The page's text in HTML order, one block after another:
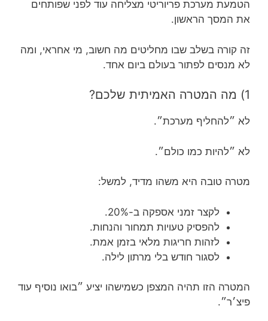
הטמעת מערכת פריוריטי מצליחה עוד לפני שפותחים
את המסך הראשון.
זה קורה בשלב שבו מחליטים מה חשוב, מי אחראי, ומה
לא מנסים לפתור בעולם ביום אחד.
1) מה המטרה האמיתית שלכם?
לא ״להחליף מערכת״.
לא ״להיות כמו כולם״.
מטרה טובה היא משהו מדיד, למשל:
לקצר זמני אספקה ב-20%.
להפסיק טעויות תמחור והנחות.
לזהות חריגות מלאי בזמן אמת.
לסגור חודש בלי מרתון לילה.
המטרה הזו תהיה המצפן כשמישהו יציע ״בואו נוסיף עוד
פיצ׳ר״.